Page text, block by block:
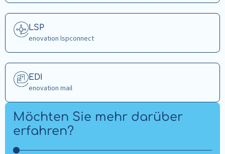
Videoanruf
LSP
enovation lspconnect
Mehr
lesen
über
LSP
EDI
enovation mail
Mehr
lesen
über
EDI
Möchten Sie mehr darüber
erfahren?